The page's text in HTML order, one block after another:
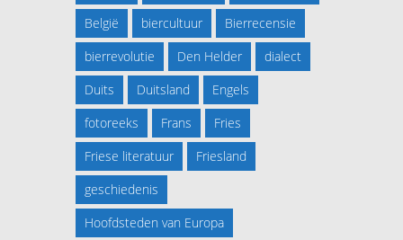
België
biercultuur
Bierrecensie
bierrevolutie
Den Helder
dialect
Duits
Duitsland
Engels
fotoreeks
Frans
Fries
Friese literatuur
Friesland
geschiedenis
Hoofdsteden van Europa